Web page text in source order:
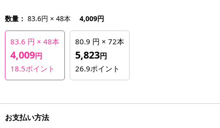
数量： 83.6円 × 48本 4,009円
83.6 円 × 48本
4,009円
18.5ポイント
80.9 円 × 72本
5,823円
26.9ポイント
お支払い方法